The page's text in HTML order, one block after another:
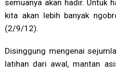
semuanya akan hadir. Untuk
kita akan lebih banyak
(2/9/12).
Disinggung mengenai
latihan dari awal, mantan